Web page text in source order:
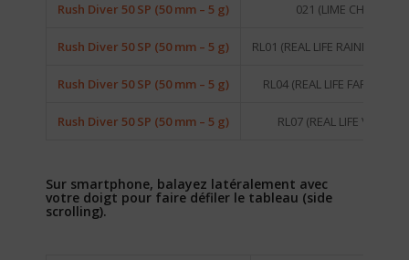
Rush Diver 50 SP (50 mm – 5 g) 021 (LIME CHART)
Rush Diver 50 SP (50 mm – 5 g) RL01 (REAL LIFE RAINBOW
Rush Diver 50 SP (50 mm – 5 g) RL04 (REAL LIFE FARIO
Rush Diver 50 SP (50 mm – 5 g) RL07 (REAL LIFE VAIRON)
Sur smartphone, balayez latéralement avec
votre doigt pour faire défiler le tableau (side
scrolling).